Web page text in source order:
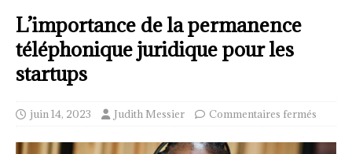
L’importance de la permanence
téléphonique juridique pour les
startups
juin 14, 2023 Judith Messier Commentaires fermés